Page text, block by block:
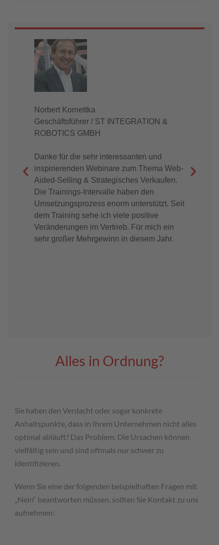
Norbert Kornettka
Geschäftsführer / ST INTEGRATION &
ROBOTICS GMBH
Danke für die sehr interessanten und
inspirierenden Webinare zum Thema Web-
Aided-Selling & Strategisches Verkaufen.
Die Trainings-Intervalle haben den
Umsetzungsprozess enorm unterstützt. Seit
dem Training sehe ich viele positive
Veränderungen im Vertrieb. Für mich ein
sehr großer Mehrgewinn in diesem Jahr.
Alles in Ordnung?
Sie haben den Verdacht oder sogar konkrete
Anhaltspunkte, dass in Ihrem Unternehmen nicht alles
optimal abläuft? Das Problem: Die Ursachen können
vielfältig sein und sind oftmals nur schwer zu
identifizieren.
Wenn Sie eine der folgenden beispielhaften Fragen mit
„Nein“ beantworten müssen, sollten Sie Kontakt zu uns
aufnehmen: